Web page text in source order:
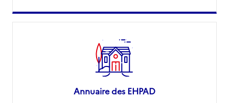
Annuaire des EHPAD